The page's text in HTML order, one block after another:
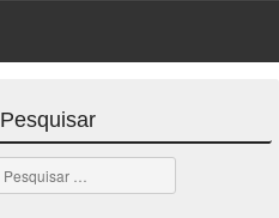
Pesquisar
Pesquisar